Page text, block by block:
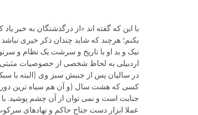
با این که گفته اند «از درگذشتگان به خیر
بکنم؛ هرچند که شاید چندان ذکر خیری
اردبیلی به لحاظ شخصی از خصوصیات مثبتی
کسی که هشت سال (و آن هم سیاه ترین
جنایت است و نمی توان از آن چشم پوشید.
عملا ابزار دست جناح حاکم و نهادهای